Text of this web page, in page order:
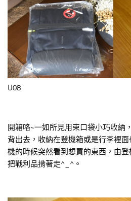
U08
開箱咯~一如所見用束口袋小巧收納
背出去，收納在登機箱或是行李裡
機的時候突然看到想買的東西，由
把戰利品揹著走^_^。